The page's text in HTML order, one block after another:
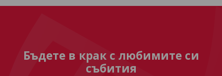
Бъдете в крак с любимите си
събития